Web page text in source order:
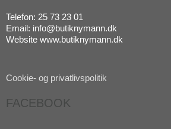
Telefon: 25 73 23 01
Email: info@butiknymann.dk
Website www.butiknymann.dk
Cookie- og privatlivspolitik
FACEBOOK